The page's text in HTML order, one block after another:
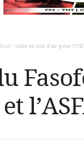
: enfin un bol d’air pour